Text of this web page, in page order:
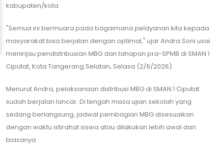
kabupaten/kota.
​"Semua ini bermuara pada bagaimana pelayanan kita kepada
masyarakat bisa berjalan dengan optimal," ujar Andra Soni usai
meninjau pendistribusian MBG dan tahapan pra-SPMB di SMAN 1
Ciputat, Kota Tangerang Selatan, Selasa (2/6/2026).
​Menurut Andra, pelaksanaan distribusi MBG di SMAN 1 Ciputat
sudah berjalan lancar. Di tengah masa ujian sekolah yang
sedang berlangsung, jadwal pembagian MBG disesuaikan
dengan waktu istirahat siswa atau dilakukan lebih awal dari
biasanya.